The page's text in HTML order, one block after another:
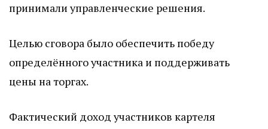
принимали управленческие решения.
Целью сговора было обеспечить победу
определённого участника и поддерживать
цены на торгах.
Фактический доход участников картеля